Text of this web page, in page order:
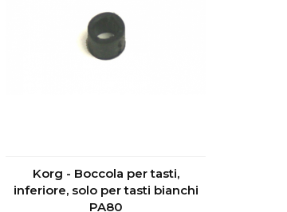
Korg - Boccola per tasti,
inferiore, solo per tasti bianchi
PA80